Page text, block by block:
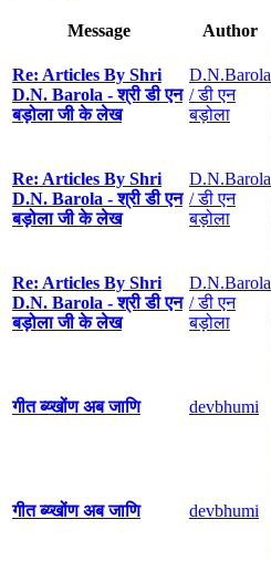
Message Author
Re: Articles By Shri
D.N. Barola - श्री डी एन
बड़ोला जी के लेख
D.N.Barola
/ डी एन
बड़ोला
Re: Articles By Shri
D.N. Barola - श्री डी एन
बड़ोला जी के लेख
D.N.Barola
/ डी एन
बड़ोला
Re: Articles By Shri
D.N. Barola - श्री डी एन
बड़ोला जी के लेख
D.N.Barola
/ डी एन
बड़ोला
गीत ब्य्खोंण अब जाणि devbhumi
गीत ब्य्खोंण अब जाणि devbhumi